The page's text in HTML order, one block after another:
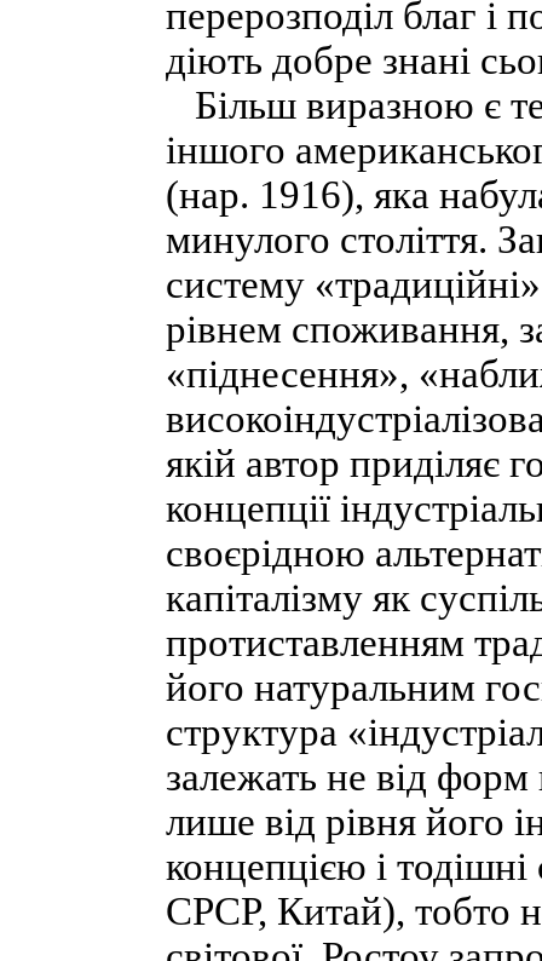
перерозподіл благ і
діють добре знані
Більш виразною є
іншого
(нар. 1916), яка
минулого століття.
систему
рівнем споживання,
«піднесення»,
якій автор приділяє
концепції
своєрідною
капіталізму як
протиставленням
його натуральним
структура
залежать не від форм
лише від рівня його
концепцією і тодішні
СРСР, Китай), тобто